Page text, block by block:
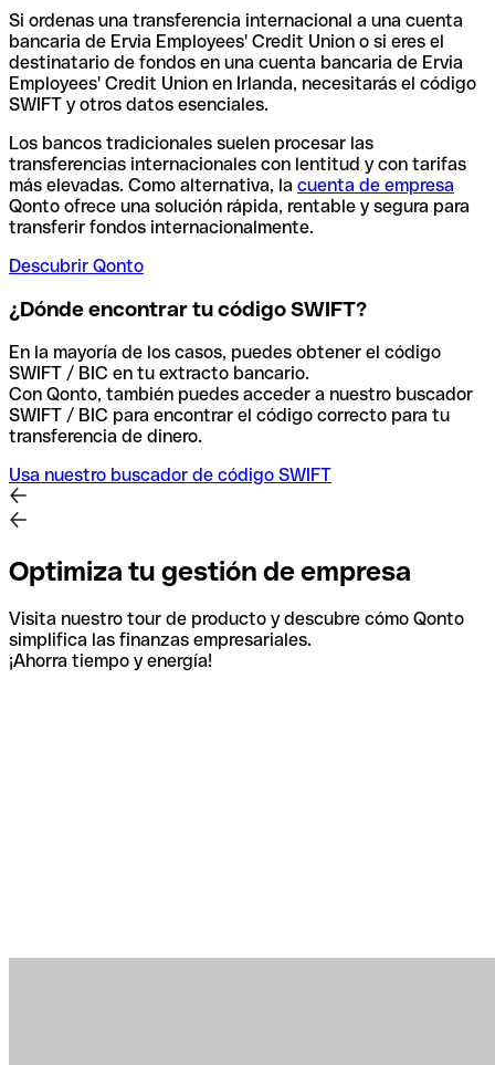
Si ordenas una transferencia internacional a una cuenta
bancaria de Ervia Employees' Credit Union o si eres el
destinatario de fondos en una cuenta bancaria de Ervia
Employees' Credit Union en Irlanda, necesitarás el código
SWIFT y otros datos esenciales.
Los bancos tradicionales suelen procesar las
transferencias internacionales con lentitud y con tarifas
más elevadas. Como alternativa, la cuenta de empresa
Qonto ofrece una solución rápida, rentable y segura para
transferir fondos internacionalmente.
Descubrir Qonto
¿Dónde encontrar tu código SWIFT?
En la mayoría de los casos, puedes obtener el código
SWIFT / BIC en tu extracto bancario.
Con Qonto, también puedes acceder a nuestro buscador
SWIFT / BIC para encontrar el código correcto para tu
transferencia de dinero.
Usa nuestro buscador de código SWIFT
Optimiza tu gestión de empresa
Visita nuestro tour de producto y descubre cómo Qonto
simplifica las finanzas empresariales.
¡Ahorra tiempo y energía!